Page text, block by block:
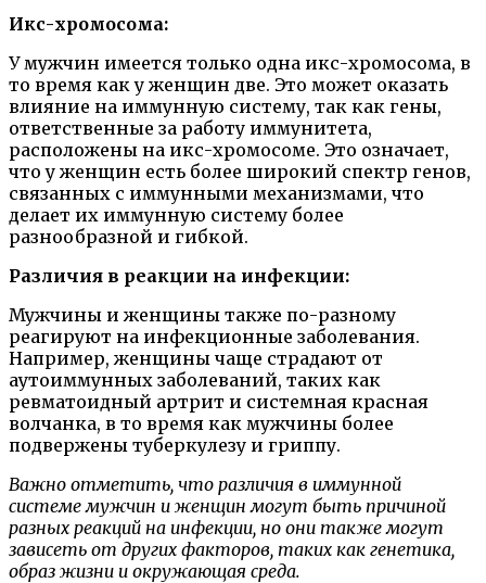
Икс-хромосома:
У мужчин имеется только одна икс-хромосома, в
то время как у женщин две. Это может оказать
влияние на иммунную систему, так как гены,
ответственные за работу иммунитета,
расположены на икс-хромосоме. Это означает,
что у женщин есть более широкий спектр генов,
связанных с иммунными механизмами, что
делает их иммунную систему более
разнообразной и гибкой.
Различия в реакции на инфекции:
Мужчины и женщины также по-разному
реагируют на инфекционные заболевания.
Например, женщины чаще страдают от
аутоиммунных заболеваний, таких как
ревматоидный артрит и системная красная
волчанка, в то время как мужчины более
подвержены туберкулезу и гриппу.
Важно отметить, что различия в иммунной
системе мужчин и женщин могут быть причиной
разных реакций на инфекции, но они также могут
зависеть от других факторов, таких как генетика,
образ жизни и окружающая среда.